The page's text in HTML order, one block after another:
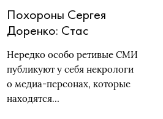
Похороны Сергея
Доренко: Стас
Садальский рассказал,
как СМИ «воскресили»
Елену Образцову и
нарвался на жёсткую
критику
Нередко особо ретивые СМИ
публикуют у себя некрологи
о медиа-персонах, которые
находятся…